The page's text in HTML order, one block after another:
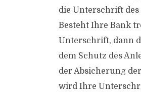
die Unterschrift des
Besteht Ihre Bank
Unterschrift, dann
dem Schutz des
der Absicherung
wird Ihre